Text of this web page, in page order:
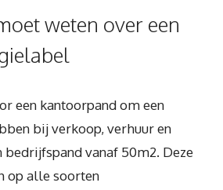
weten over een
een kantoorpand om een
bij verkoop, verhuur en
bedrijfspand vanaf 50m2. Deze
op alle soorten